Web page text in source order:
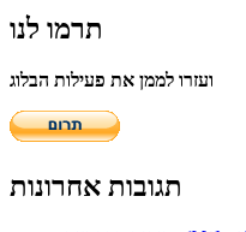
תרמו לנו
ועזרו לממן את פעילות הבלוג
תגובות אחרונות